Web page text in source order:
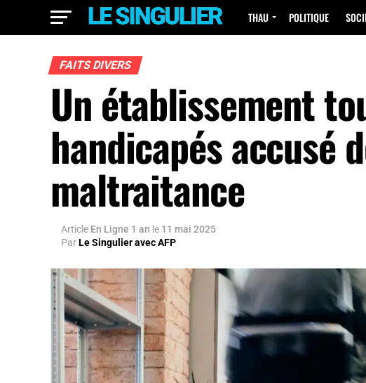
THAU POLITIQUE
FAITS DIVERS
Un établissement
handicapés accusé
maltraitance
Article En Ligne 1 an le 11 mai 2025
ParLe Singulier avec AFP